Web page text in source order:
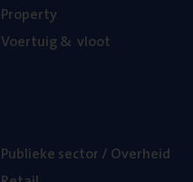
Pro­per­ty
Voer­tuig& vloot
Publie­ke sec­tor / Overheid